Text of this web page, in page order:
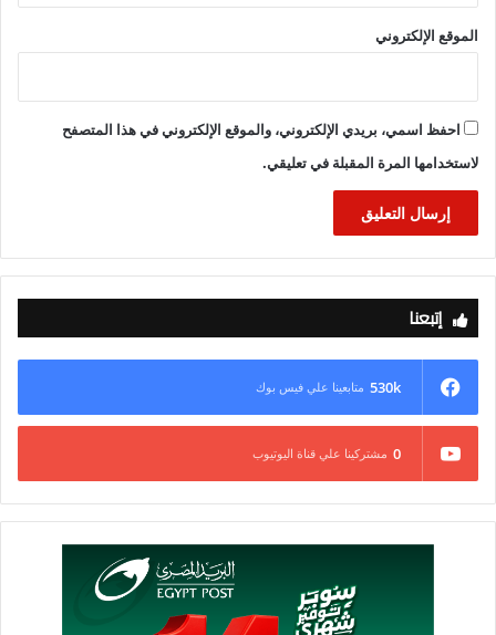
الموقع الإلكتروني
احفظ اسمي، بريدي الإلكتروني، والموقع الإلكتروني في هذا المتصفح
لاستخدامها المرة المقبلة في تعليقي.
إتبعنا
530k متابعينا علي فيس بوك
0 مشتركينا علي قناة اليوتيوب